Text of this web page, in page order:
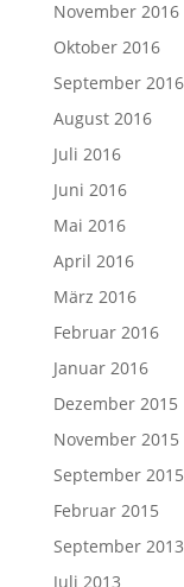
November 2016
Oktober 2016
September 2016
August 2016
Juli 2016
Juni 2016
Mai 2016
April 2016
März 2016
Februar 2016
Januar 2016
Dezember 2015
November 2015
September 2015
Februar 2015
September 2013
Juli 2013